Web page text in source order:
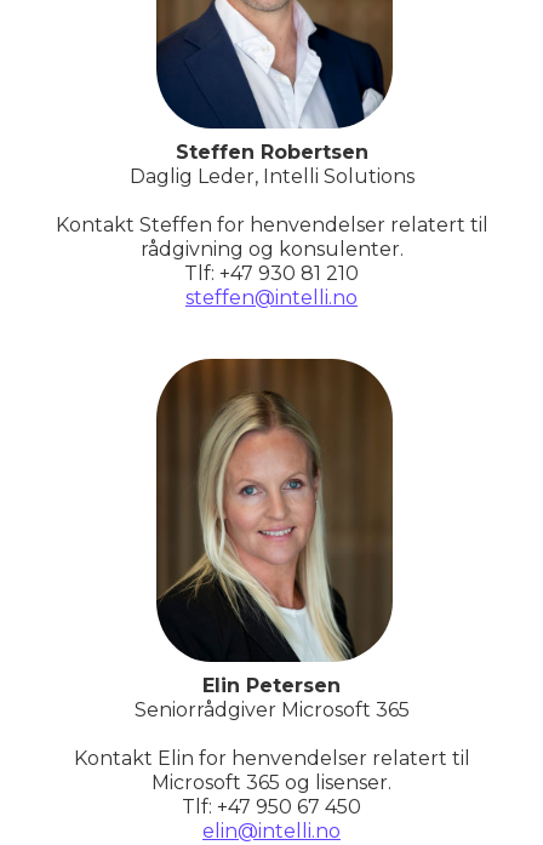
Steffen Robertsen
Daglig Leder, Intelli Solutions
Kontakt Steffen for henvendelser relatert til
rådgivning og konsulenter.
Tlf: +47 930 81 210
steffen@intelli.no
Elin Petersen
Seniorrådgiver Microsoft 365
Kontakt Elin for henvendelser relatert til
Microsoft 365 og lisenser.
Tlf: +47 950 67 450
elin@intelli.no